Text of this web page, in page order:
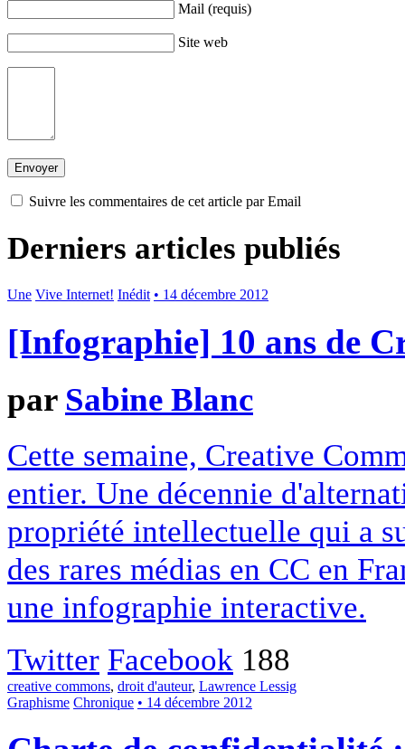
Mail (requis)
Site web
Suivre les commentaires de cet article par Email
Derniers articles publiés
Une Vive Internet! Inédit • 14 décembre 2012
[Infographie] 10 ans de
par Sabine Blanc
Cette semaine, Creative
entier. Une décennie
propriété intellectuelle qui a
des rares médias en CC en
une infographie interactive.
Twitter Facebook 188
creative commons, droit d'auteur, Lawrence Lessig
Graphisme Chronique • 14 décembre 2012